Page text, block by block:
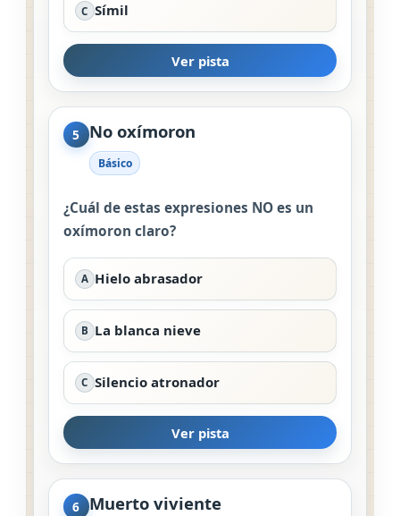
C Símil
Ver pista
5 No oxímoron
Básico
¿Cuál de estas expresiones NO es un
oxímoron claro?
A Hielo abrasador
B La blanca nieve
C Silencio atronador
Ver pista
6 Muerto viviente